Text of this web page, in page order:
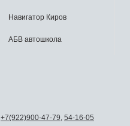
Навигатор Киров
АБВ автошкола
+7(922)900-47-79 54-16-05